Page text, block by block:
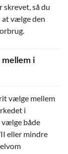
skrevet, så du
at vælge den
i
vælge mellem
i
vælge både
eller mindre